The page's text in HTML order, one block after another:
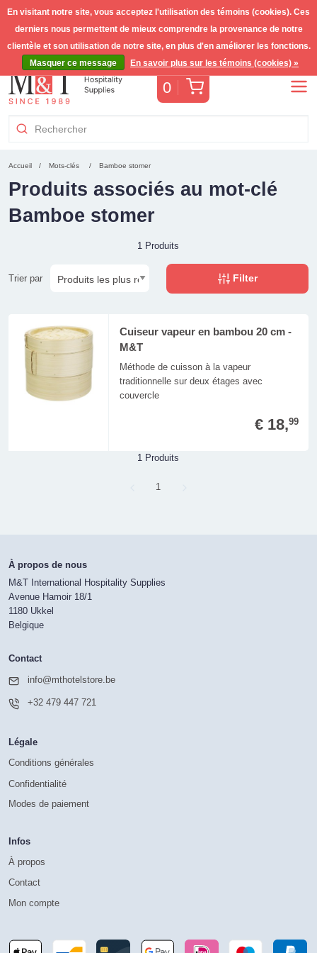
0 Panier
Accueil Mots-clés Bamboe stomer
Produits associés au mot-clé
Bamboe stomer
1 Produits
Trier par Filter
Cuiseur vapeur en bambou 20 cm -
M&T
Méthode de cuisson à la vapeur
traditionnelle sur deux étages avec
couvercle
€ 18,99
1 Produits
Page
1
À propos de nous
M&T International Hospitality Supplies
Avenue Hamoir 18/1
1180 Ukkel
Belgique
Contact
info@mthotelstore.be
+32 479 447 721
Légale
Conditions générales
Confidentialité
Modes de paiement
Infos
À propos
Contact
Mon compte
En visitant notre site, vous acceptez l'utilisation des témoins (cookies). Ces
derniers nous permettent de mieux comprendre la provenance de notre
clientèle et son utilisation de notre site, en plus d'en améliorer les fonctions.
Masquer ce message
En savoir plus sur les témoins (cookies) »